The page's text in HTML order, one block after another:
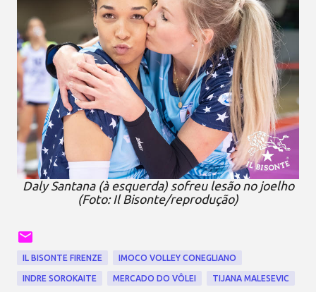
Daly Santana (à esquerda) sofreu lesão no joelho
(Foto: Il Bisonte/reprodução)
IL BISONTE FIRENZE IMOCO VOLLEY CONEGLIANO
INDRE SOROKAITE MERCADO DO VÔLEI TIJANA MALESEVIC